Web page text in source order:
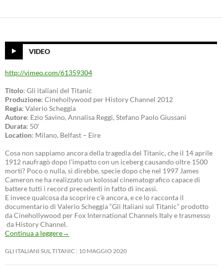
VIDEO
http://vimeo.com/61359304
Titolo: Gli italiani del Titanic
Produzione: Cinehollywood per History Channel 2012
Regia: Valerio Scheggia
Autore: Ezio Savino, Annalisa Reggi, Stefano Paolo Giussani
Durata: 50′
Location: Milano, Belfast – Eire
Cosa non sappiamo ancora della tragedia del Titanic, che il 14 aprile
1912 naufragò dopo l’impatto con un iceberg causando oltre 1500
morti? Poco o nulla, si direbbe, specie dopo che nel 1997 James
Cameron ne ha realizzato un kolossal cinematografico capace di
battere tutti i record precedenti in fatto di incassi.
E invece qualcosa da scoprire c’è ancora, e ce lo racconta il
documentario di Valerio Scheggia “Gli Italiani sul Titanic” prodotto
da Cinehollywood per Fox International Channels Italy e trasmesso
da History Channel.
Continua a leggere→
GLI ITALIANI SUL TITANIC 10 MAGGIO 2020